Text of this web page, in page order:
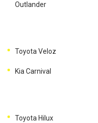
Outlander
Toyota Veloz
Kia Carnival
Toyota Hilux